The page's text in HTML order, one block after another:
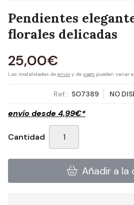
Pendientes
florales delicadas
25,00€
Las modalidades de envío y de pago pueden variar
Ref.: SO7389 NO
envío desde 4,99€*
Cantidad
Añadir a la